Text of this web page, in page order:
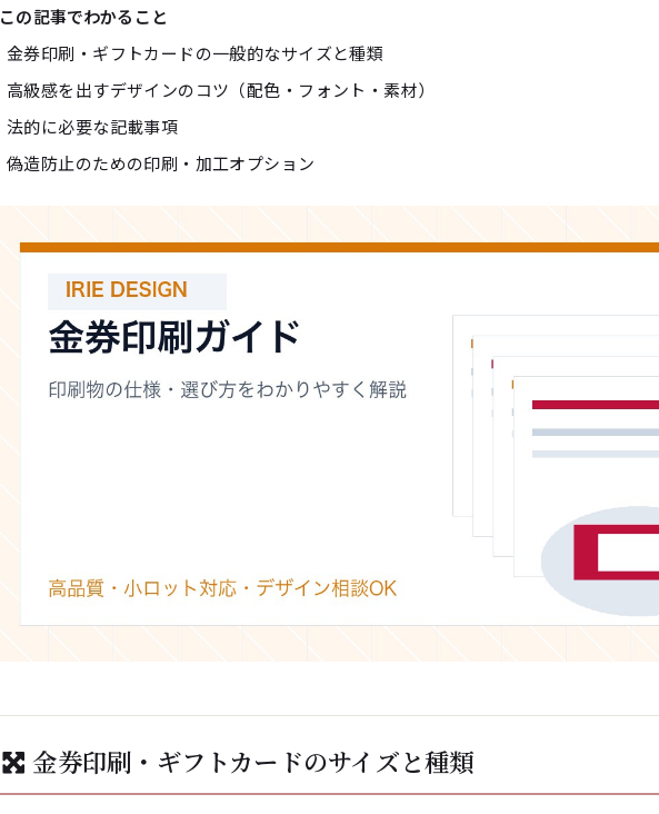
この記事でわかること
金券印刷・ギフトカードの一般的なサイズと種類
高級感を出すデザインのコツ（配色・フォント・素材）
法的に必要な記載事項
偽造防止のための印刷・加工オプション
金券印刷・ギフトカードのサイズと種類